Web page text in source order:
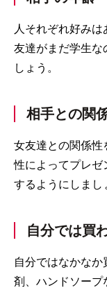
人それぞれ好み
友達がまだ学生な
しょう。
相手との関
女友達との関係性
性によってプレゼ
するようにしまし
自分では買
自分ではなかな
剤、ハンドソープ